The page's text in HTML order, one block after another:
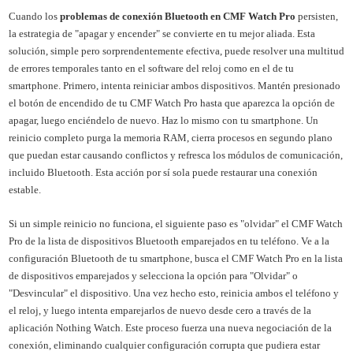
Cuando los problemas de conexión Bluetooth en CMF Watch Pro persisten,
la estrategia de "apagar y encender" se convierte en tu mejor aliada. Esta
solución, simple pero sorprendentemente efectiva, puede resolver una multitud
de errores temporales tanto en el software del reloj como en el de tu
smartphone. Primero, intenta reiniciar ambos dispositivos. Mantén presionado
el botón de encendido de tu CMF Watch Pro hasta que aparezca la opción de
apagar, luego enciéndelo de nuevo. Haz lo mismo con tu smartphone. Un
reinicio completo purga la memoria RAM, cierra procesos en segundo plano
que puedan estar causando conflictos y refresca los módulos de comunicación,
incluido Bluetooth. Esta acción por sí sola puede restaurar una conexión
estable.
Si un simple reinicio no funciona, el siguiente paso es "olvidar" el CMF Watch
Pro de la lista de dispositivos Bluetooth emparejados en tu teléfono. Ve a la
configuración Bluetooth de tu smartphone, busca el CMF Watch Pro en la lista
de dispositivos emparejados y selecciona la opción para "Olvidar" o
"Desvincular" el dispositivo. Una vez hecho esto, reinicia ambos el teléfono y
el reloj, y luego intenta emparejarlos de nuevo desde cero a través de la
aplicación Nothing Watch. Este proceso fuerza una nueva negociación de la
conexión, eliminando cualquier configuración corrupta que pudiera estar